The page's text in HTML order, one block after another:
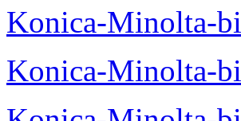
Konica-Minolta-
Konica-Minolta-